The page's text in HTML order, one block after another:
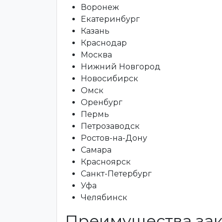
Воронеж
Екатеринбург
Казань
Краснодар
Москва
Нижний Новгород
Новосибирск
Омск
Оренбург
Пермь
Петрозаводск
Ростов-на-Дону
Самара
Красноярск
Санкт-Петербург
Уфа
Челябинск